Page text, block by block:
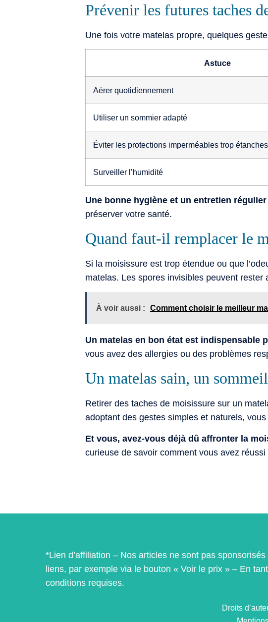
Prévenir les futures taches
Une fois votre matelas propre, quelques
Astuce
Aérer quotidiennement
Utiliser un sommier adapté
Éviter les protections imperméables trop étanches
Surveiller l’humidité
Une bonne hygiène et un entretien
préserver votre santé.
Quand faut-il remplacer le
Si la moisissure est trop étendue ou que
matelas. Les spores invisibles peuvent
À voir aussi : Comment choisir le meilleur
Un matelas en bon état est indispensable
vous avez des allergies ou des problèmes
Un matelas sain, un
Retirer des taches de moisissure sur un
adoptant des gestes simples et naturels,
Et vous, avez-vous déjà dû affronter la
curieuse de savoir comment vous avez
*Lien d’affiliation – Nos articles ne sont pas
liens, par exemple via le bouton « Voir le prix » – En
conditions requises.
Droits